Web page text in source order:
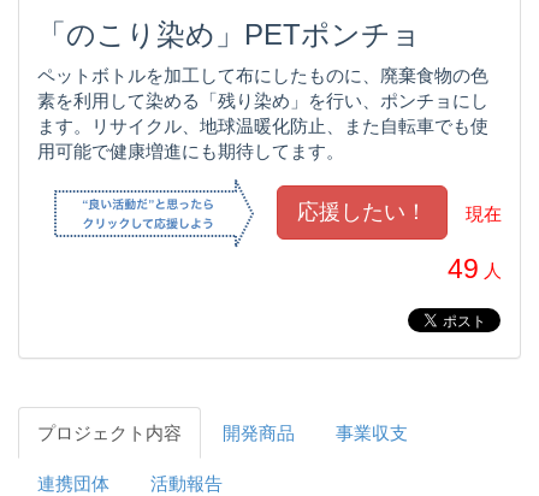
「のこり染め」PETポンチョ
ペットボトルを加工して布にしたものに、廃棄食物の色
素を利用して染める「残り染め」を行い、ポンチョにし
ます。リサイクル、地球温暖化防止、また自転車でも使
用可能で健康増進にも期待してます。
現在
49 人
プロジェクト内容 開発商品 事業収支
連携団体 活動報告